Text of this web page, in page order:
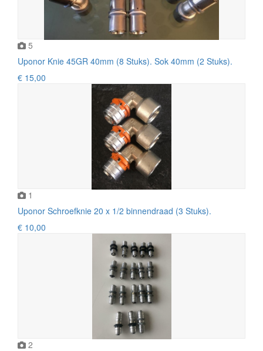
5
Uponor Knie 45GR 40mm (8 Stuks). Sok 40mm (2 Stuks).
€ 15,00
1
Uponor Schroefknie 20 x 1/2 binnendraad (3 Stuks).
€ 10,00
2